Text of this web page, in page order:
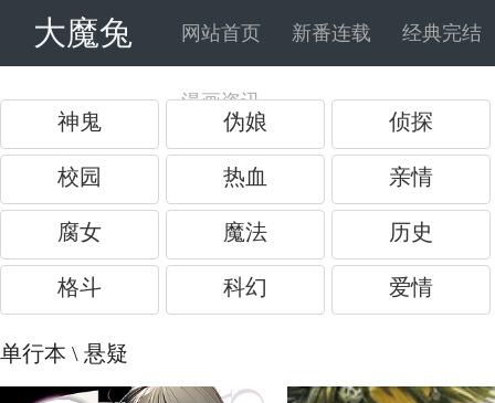
大魔兔 网站首页 新番连载 经典完结
漫画资讯
神鬼 伪娘 侦探
校园 热血 亲情
腐女 魔法 历史
格斗 科幻 爱情
单行本 \ 悬疑